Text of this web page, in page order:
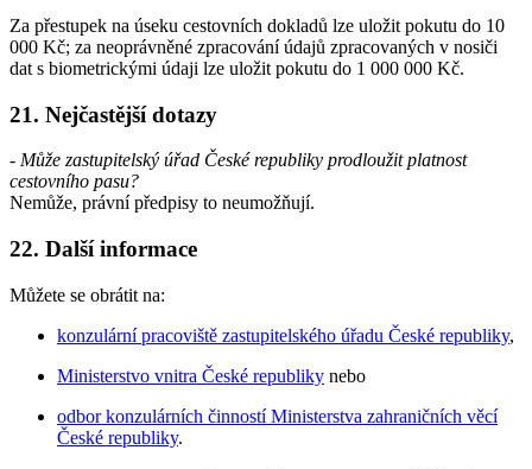
Za přestupek na úseku cestovních dokladů lze uložit pokutu do 10
000 Kč; za neoprávněné zpracování údajů zpracovaných v nosiči
dat s biometrickými údaji lze uložit pokutu do 1 000 000 Kč.
21. Nejčastější dotazy
- Může zastupitelský úřad České republiky prodloužit platnost
cestovního pasu?
Nemůže, právní předpisy to neumožňují.
22. Další informace
Můžete se obrátit na:
konzulární pracoviště zastupitelského úřadu České republiky,
Ministerstvo vnitra České republiky nebo
odbor konzulárních činností Ministerstva zahraničních věcí
České republiky.